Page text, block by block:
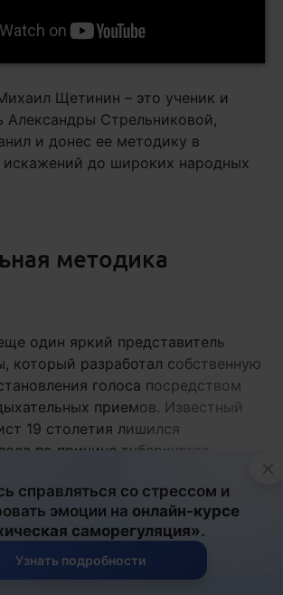
Щетинин – это ученик и
Александры Стрельниковой,
и донес ее методику в
искажений до широких народных
методика
один яркий представитель
который разработал собственную
голоса посредством
приемов. Известный
19 столетия лишился
по причине туберкулеза.
недугом, и тогда Кофлер взялся
собственную дыхательную
которой можно
×
справляться со стрессом и
эмоции на онлайн-курсе
саморегуляция».
Узнать подробности